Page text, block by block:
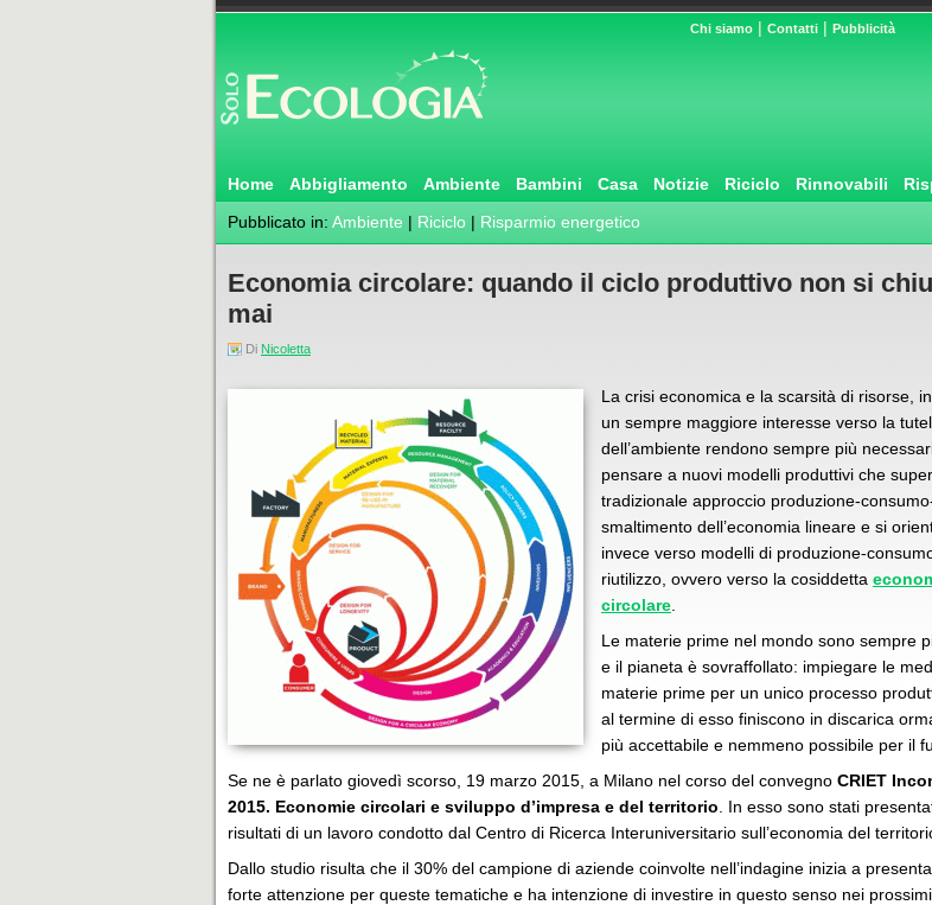
Chi siamo | Contatti | Pubblicità
Home Abbigliamento Ambiente Bambini Casa Notizie Riciclo Rinnovabili
Pubblicato in: Ambiente | Riciclo | Risparmio energetico
Economia circolare: quando il ciclo produttivo non si
mai
Di Nicoletta
La crisi economica e la scarsità di risorse,
un sempre maggiore interesse verso la
dell’ambiente rendono sempre più
pensare a nuovi modelli produttivi che
tradizionale approccio produzione-
smaltimento dell’economia lineare e si
invece verso modelli di produzione-
riutilizzo, ovvero verso la cosiddetta
circolare
Le materie prime nel mondo sono sempre
e il pianeta è sovraffollato: impiegare le
materie prime per un unico processo
al termine di esso finiscono in discarica
più accettabile e nemmeno possibile per il
Se ne è parlato giovedì scorso, 19 marzo 2015, a Milano nel corso del convegno CRIET
2015. Economie circolari e sviluppo d’impresa e del territorio . In esso sono stati
risultati di un lavoro condotto dal Centro di Ricerca Interuniversitario sull’economia del
Dallo studio risulta che il 30% del campione di aziende coinvolte nell’indagine inizia a
forte attenzione per queste tematiche e ha intenzione di investire in questo senso nei prossimi